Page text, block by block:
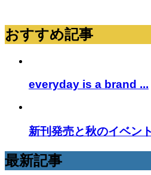
おすすめ記事
everyday is a brand ...
新刊発売と秋のイベン
最新記事